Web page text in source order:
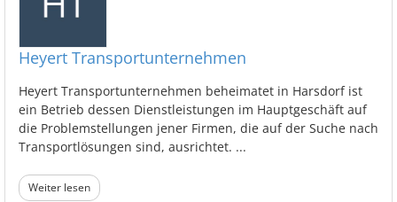
Heyert Transportunternehmen
Heyert Transportunternehmen beheimatet in Harsdorf ist
ein Betrieb dessen Dienstleistungen im Hauptgeschäft auf
die Problemstellungen jener Firmen, die auf der Suche nach
Transportlösungen sind, ausrichtet. ...
Weiter lesen